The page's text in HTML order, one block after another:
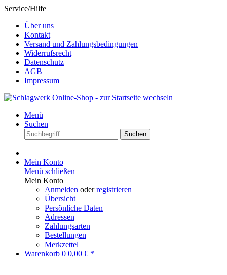
Service/Hilfe
Über uns
Kontakt
Versand und Zahlungsbedingungen
Widerrufsrecht
Datenschutz
AGB
Impressum
Menü
Suchen
Suchen
Mein Konto
Menü schließen
Mein Konto
Anmelden oderregistrieren
Übersicht
Persönliche Daten
Adressen
Zahlungsarten
Bestellungen
Merkzettel
Warenkorb 0 0,00 € *